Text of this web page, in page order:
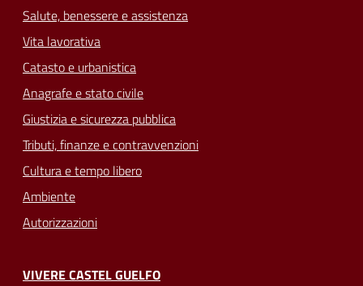
Salute, benessere e assistenza
Vita lavorativa
Catasto e urbanistica
Anagrafe e stato civile
Giustizia e sicurezza pubblica
Tributi, finanze e contravvenzioni
Cultura e tempo libero
Ambiente
Autorizzazioni
VIVERE CASTEL GUELFO